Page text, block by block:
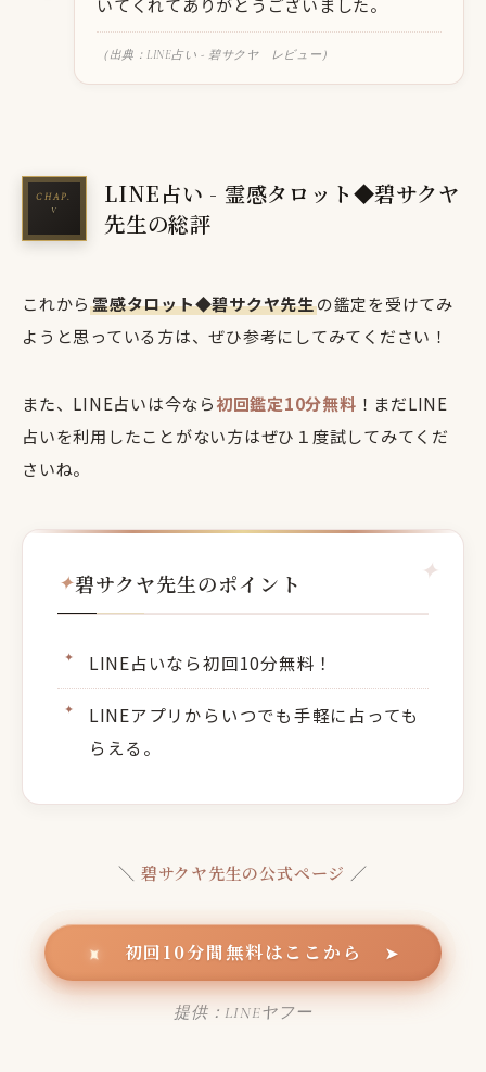
いてくれてありがとうございました。
（出典：LINE占い - 碧サクヤ レビュー）
LINE占い - 霊感タロット◆碧サクヤ
先生の総評
これから霊感タロット◆碧サクヤ先生の鑑定を受けてみ
ようと思っている方は、ぜひ参考にしてみてください！
また、LINE占いは今なら初回鑑定10分無料 ！まだLINE
占いを利用したことがない方はぜひ１度試してみてくだ
さいね。
碧サクヤ先生のポイント
LINE占いなら初回10分無料！
LINEアプリからいつでも手軽に占っても
らえる。
＼ 碧サクヤ先生の公式ページ ／
✦ 初回10分間無料はここから ➤
提供：LINEヤフー